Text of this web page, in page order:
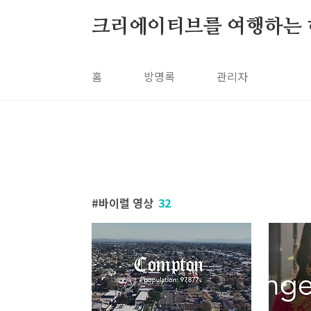
크리에이티브를 여행하는
홈 방명록 관리자
바이럴 영상 32